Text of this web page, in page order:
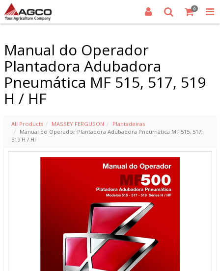
0
Manual do Operador
Plantadora Adubadora
Pneumática MF 515, 517, 519
H / HF
All Products MASSEY FERGUSON
Plantadeiras
Manual do Operador Plantadora Adubadora Pneumática MF 515, 517,
519 H / HF